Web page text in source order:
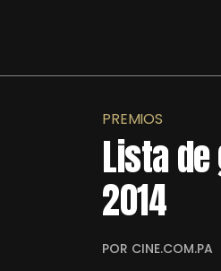
PREMIOS
Lista
2014
POR CINE.COM.PA